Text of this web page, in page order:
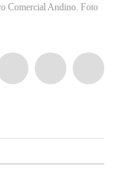
Comercial Andino. Foto